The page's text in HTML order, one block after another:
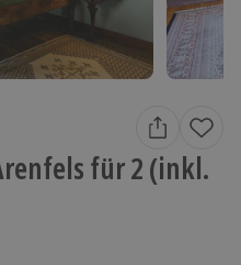
für 2 (inkl.